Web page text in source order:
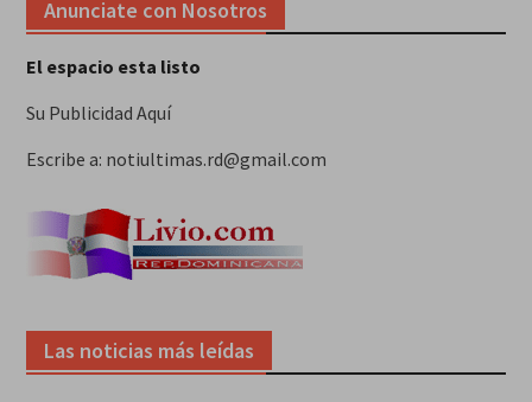
Anunciate con Nosotros
El espacio esta listo
Su Publicidad Aquí
Escribe a: notiultimas.rd@gmail.com
Las noticias más leídas